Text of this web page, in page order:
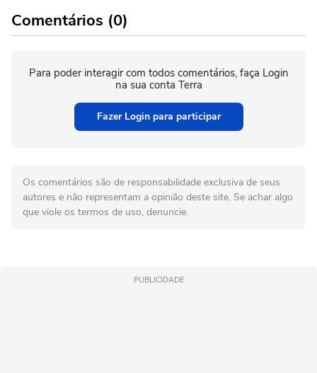
Comentários (0)
Para poder interagir com todos comentários, faça Login
na sua conta Terra
Fazer Login para participar
Os comentários são de responsabilidade exclusiva de seus
autores e não representam a opinião deste site. Se achar algo
que viole os termos de uso, denuncie.
PUBLICIDADE